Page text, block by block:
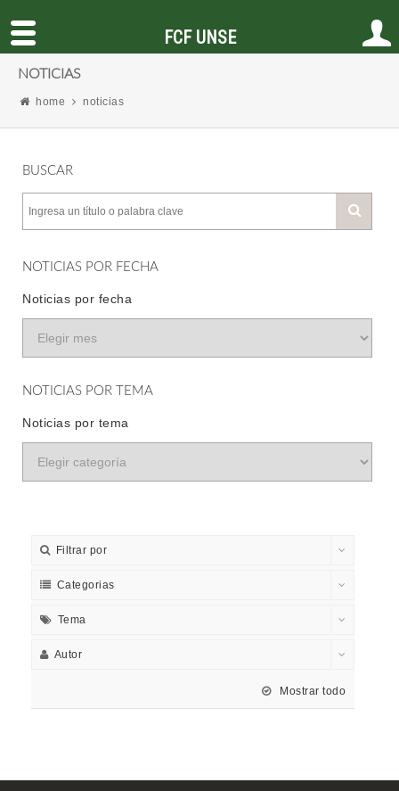
NOTICIAS
home noticias
BUSCAR
NOTICIAS POR FECHA
Noticias por fecha
NOTICIAS POR TEMA
Noticias por tema
Filtrar por
Categorias
Tema
Autor
Mostrar todo
FCF UNSE